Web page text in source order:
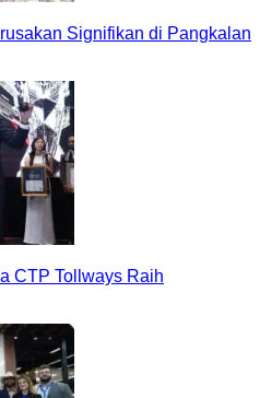
Signifikan di Pangkalan
CTP Tollways Raih